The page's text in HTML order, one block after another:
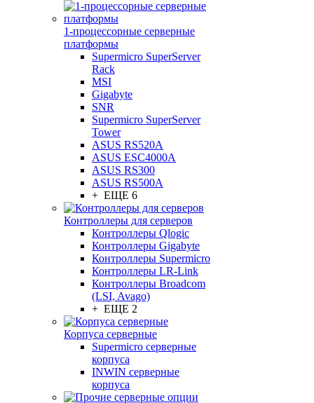
1-процессорные серверные
платформы
Supermicro SuperServer
Rack
MSI
Gigabyte
SNR
Supermicro SuperServer
Tower
ASUS RS520A
ASUS ESC4000A
ASUS RS300
ASUS RS500A
+ ЕЩЕ 6
Контроллеры для серверов
Контроллеры Qlogic
Контроллеры Gigabyte
Контроллеры Supermicro
Контроллеры LR-Link
Контроллеры Broadcom
(LSI, Avago)
+ ЕЩЕ 2
Корпуса серверные
Supermicro серверные
корпуса
INWIN серверные
корпуса